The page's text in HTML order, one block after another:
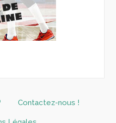
Contactez-nous !